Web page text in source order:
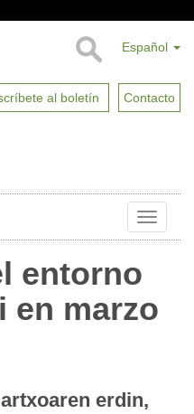
Español
al boletín Contacto
Toggle
entorno
en marzo
erdin,